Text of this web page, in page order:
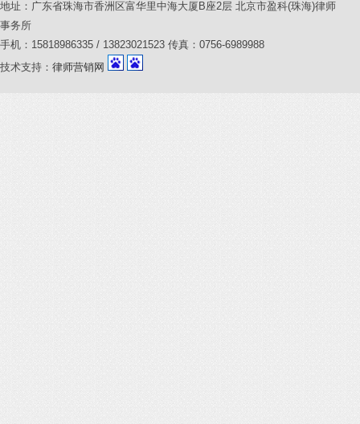
地址：广东省珠海市香洲区富华里中海大厦B座2层 北京市盈科(珠海)律师
事务所
手机：15818986335 / 13823021523 传真：0756-6989988
技术支持： 律师营销网